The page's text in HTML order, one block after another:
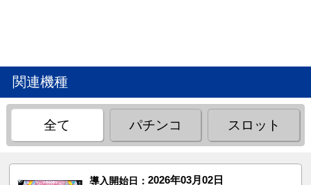
関連機種
全て パチンコ スロット
導入開始日： 2026年03月02日